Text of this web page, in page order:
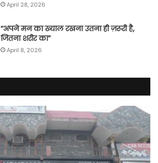
April 28, 2026
“अपने मन का ख्याल रखना उतना ही ज़रूरी है,
जितना शरीर का”
April 8, 2026